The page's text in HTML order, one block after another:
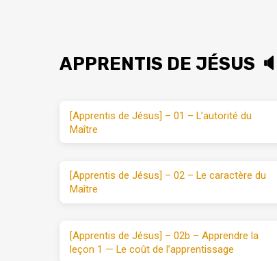
APPRENTIS DE JÉSUS 🔈
[Apprentis de Jésus] – 01 – L’autorité du
Maître
[Apprentis de Jésus] – 02 – Le caractère du
Maître
[Apprentis de Jésus] – 02b – Apprendre la
leçon 1 — Le coût de l’apprentissage